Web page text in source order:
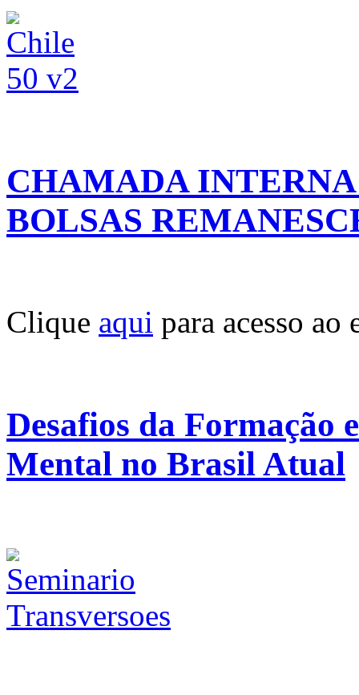
CHAMADA INTERNA
BOLSAS
Clique aqui para acesso ao
Desafios da Formação
Mental no Brasil Atual